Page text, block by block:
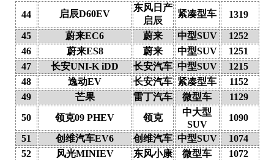
44 启辰D60EV
东风日产
启辰
紧凑型车 1319
45 蔚来EC6 蔚来 中型SUV
1252
46
蔚来ES8 蔚来 中型SUV
1251
47
长安UNI-K iDD 长安汽车 中型SUV
1215
48
逸动EV 长安汽车 紧凑型车
1152
49
芒果 雷丁汽车 微型车
1129
50
领克09 PHEV 领克
中大型
SUV
1090
51
创维汽车EV6 创维汽车 中型SUV
1074
52
风光MINIEV 东风小康 微型车
1072